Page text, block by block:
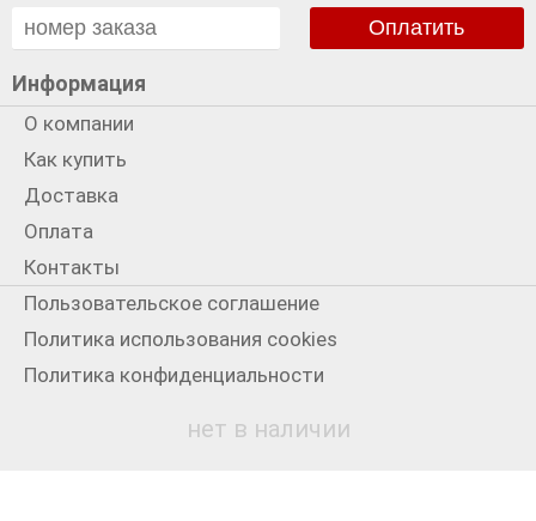
нет в наличии
Оплатить
Информация
О компании
Как купить
Доставка
Оплата
Контакты
Пользовательское соглашение
Политика использования cookies
Политика конфиденциальности